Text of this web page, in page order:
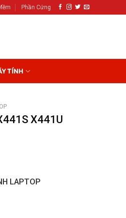
Phần Cứng
TÍNH
X441U
LAPTOP